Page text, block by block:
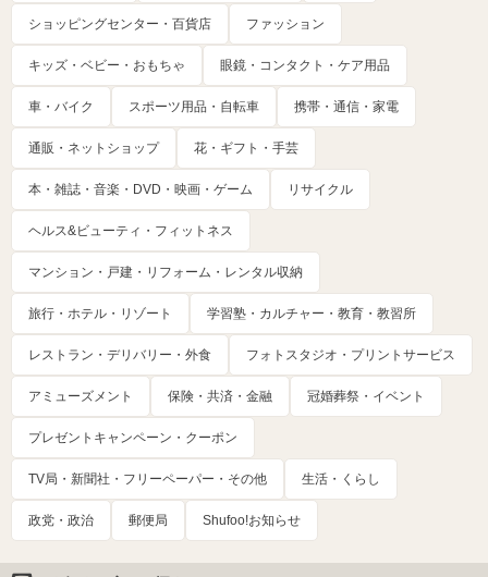
ショッピングセンター・百貨店 ファッション
キッズ・ベビー・おもちゃ 眼鏡・コンタクト・ケア用品
車・バイク スポーツ用品・自転車 携帯・通信・家電
通販・ネットショップ 花・ギフト・手芸
本・雑誌・音楽・DVD・映画・ゲーム リサイクル
ヘルス&ビューティ・フィットネス
マンション・戸建・リフォーム・レンタル収納
旅行・ホテル・リゾート 学習塾・カルチャー・教育・教習所
レストラン・デリバリー・外食 フォトスタジオ・プリントサービス
アミューズメント 保険・共済・金融 冠婚葬祭・イベント
プレゼントキャンペーン・クーポン
TV局・新聞社・フリーペーパー・その他 生活・くらし
政党・政治 郵便局 Shufoo!お知らせ